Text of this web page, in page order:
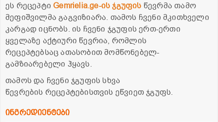
ეს რეცეპტიGemrielia.ge-ის ჯგუფის წევრმა თამო
მეფიშვილმა გაგვიზიარა. თამოს ჩვენი მკითხველი
კარგად იცნობს. ის ჩვენი ჯგუფის ერთ-ერთი
ყველაზე აქტიური წევრია, რომლის
რეცეპტებსაც ათასობით მომწონებელ-
გამზიარებელი ჰყავს.
თამოს და ჩვენი ჯგუფის სხვა
წევრების რეცეპტებისთვის ეწვიეთ ჯგუფს.
ინგრედიენტები